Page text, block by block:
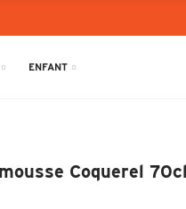
ENFANT
Coquerel